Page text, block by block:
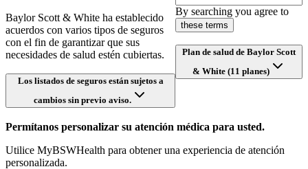
Baylor Scott & White ha establecido
acuerdos con varios tipos de seguros
con el fin de garantizar que sus
necesidades de salud estén cubiertas.
Los listados de seguros están sujetos a
cambios sin previo aviso.
By searching you agree to
these terms
Plan de salud de Baylor Scott
& White (11 planes)
Permítanos personalizar su atención médica para usted.
Utilice MyBSWHealth para obtener una experiencia de atención
personalizada.